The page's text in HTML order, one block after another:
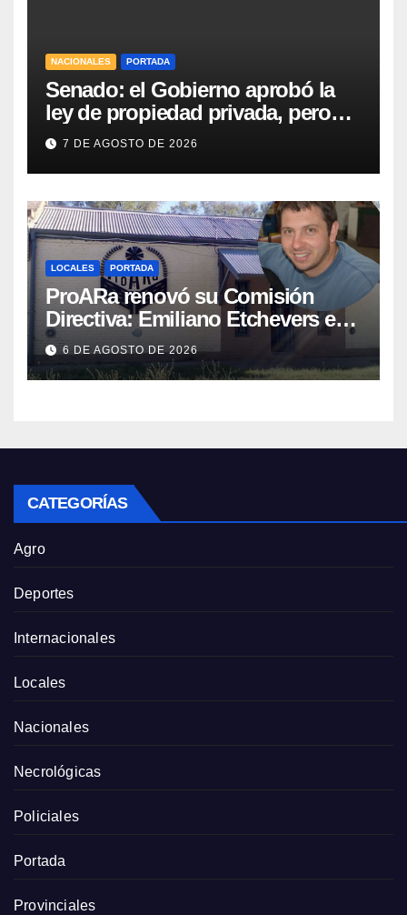
NACIONALES PORTADA
Senado: el Gobierno aprobó la
ley de propiedad privada, pero
tuvo que quitar otro capítulo
7 DE AGOSTO DE 2026
LOCALES PORTADA
ProARa renovó su Comisión
Directiva: Emiliano Etchevers es
el nuevo Presidente de la entidad
6 DE AGOSTO DE 2026
CATEGORÍAS
Agro
Deportes
Internacionales
Locales
Nacionales
Necrológicas
Policiales
Portada
Provinciales